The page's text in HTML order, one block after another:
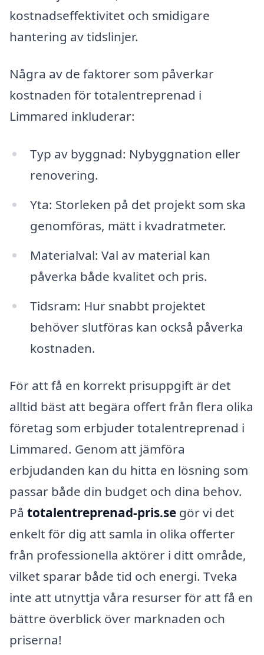
kostnadseffektivitet och smidigare
hantering av tidslinjer.
Några av de faktorer som påverkar
kostnaden för totalentreprenad i
Limmared inkluderar:
Typ av byggnad: Nybyggnation eller
renovering.
Yta: Storleken på det projekt som ska
genomföras, mätt i kvadratmeter.
Materialval: Val av material kan
påverka både kvalitet och pris.
Tidsram: Hur snabbt projektet
behöver slutföras kan också påverka
kostnaden.
För att få en korrekt prisuppgift är det
alltid bäst att begära offert från flera olika
företag som erbjuder totalentreprenad i
Limmared. Genom att jämföra
erbjudanden kan du hitta en lösning som
passar både din budget och dina behov.
På totalentreprenad-pris.se gör vi det
enkelt för dig att samla in olika offerter
från professionella aktörer i ditt område,
vilket sparar både tid och energi. Tveka
inte att utnyttja våra resurser för att få en
bättre överblick över marknaden och
priserna!